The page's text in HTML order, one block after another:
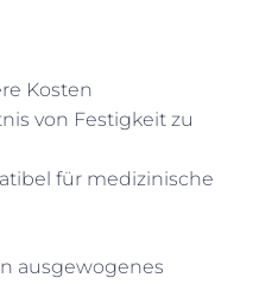
Kosten
von Festigkeit zu
für medizinische
ausgewogenes